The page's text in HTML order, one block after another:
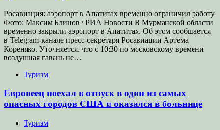
Росавиация: аэропорт в Апатитах временно ограничил работу
Фото: Максим Блинов / РИА Новости В Мурманской области
временно закрыли аэропорт в Апатитах. Об этом сообщается
в Telegram-канале пресс-секретаря Росавиации Артема
Кореняко. Уточняется, что с 10:30 по московскому времени
воздушная гавань не…
Туризм
Европеец поехал в отпуск в один из самых
опасных городов США и оказался в больнице
Туризм